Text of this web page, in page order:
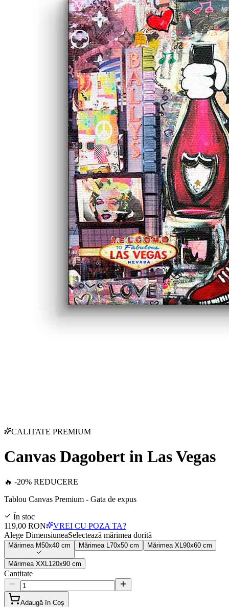
CALITATE PREMIUM
Canvas Dagobert in Las Vegas
🔥 -20% REDUCERE
Tablou Canvas Premium - Gata de expus
În stoc
119,00 RON
VREI CU POZA TA?
Alege DimensiuneaSelectează mărimea dorită
Mărimea M50x40 cm Mărimea 70x50 cm Mărimea XL 90x60 cm
Mărimea XXL 120x90 cm
Cantitate
Adaugă în Coș